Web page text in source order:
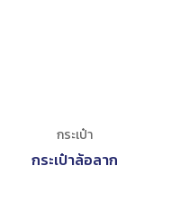
กระเป๋า
กระเป๋าล้อลาก